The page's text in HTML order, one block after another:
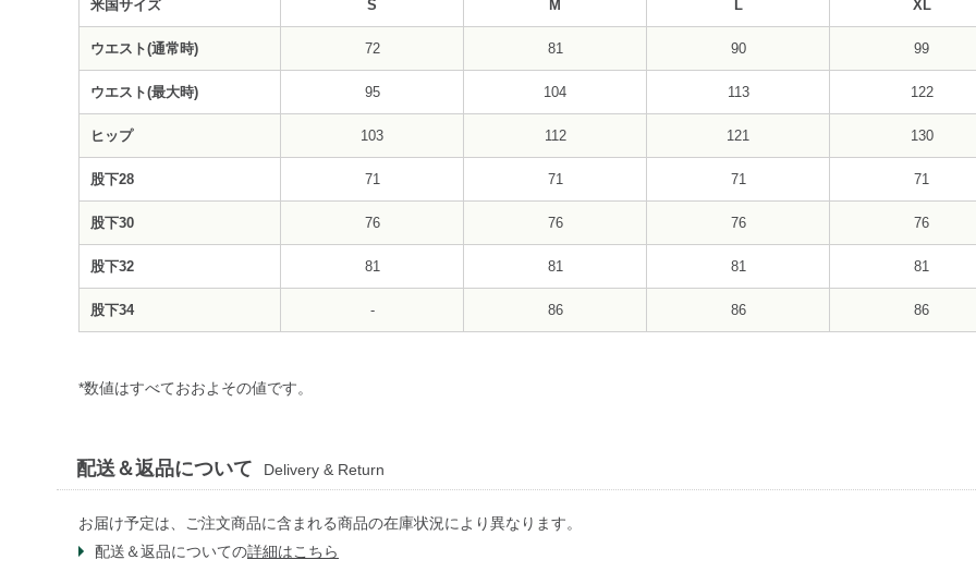
米国サイズ S M L XL
ウエスト(通常時) 72 81 90 99
ウエスト(最大時) 95 104 113 122
ヒップ 103 112 121 130
股下28 71 71 71 71
股下30 76 76 76 76
股下32 81 81 81 81
股下34 - 86 86 86
*数値はすべておおよその値です。
配送＆返品について Delivery & Return
お届け予定は、ご注文商品に含まれる商品の在庫状況により異なります。
配送＆返品についての詳細はこちら